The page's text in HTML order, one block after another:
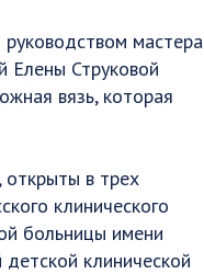
мастера
Елены Струковой
вязь, которая
в трех
клинического
больницы имени
клинической